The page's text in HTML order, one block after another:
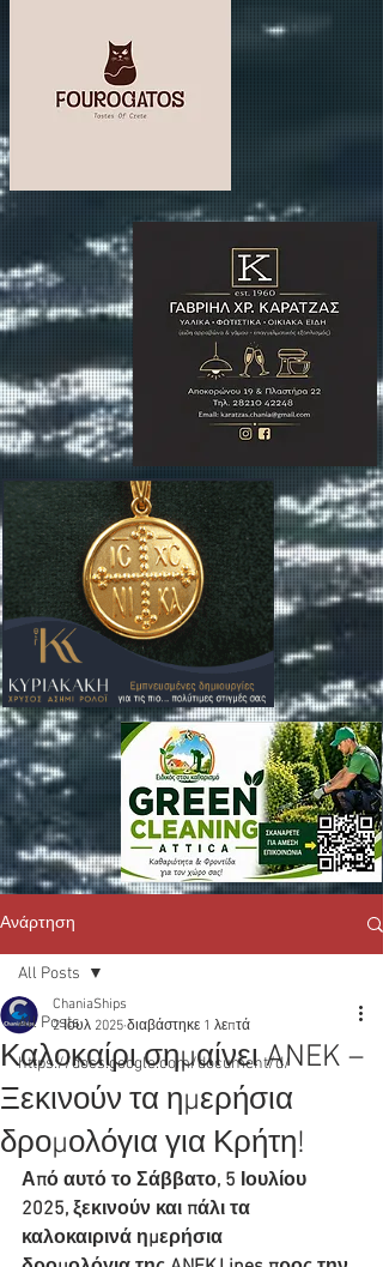
Ανάρτηση
All Posts
https://docs.google.com/document/d/
All Posts
Καλοκαίρι σημαίνει ANEK –
Ξεκινούν τα ημερήσια
δρομολόγια για Κρήτη!
ChaniaShips
2 Ιουλ 2025 διαβάστηκε 1 λεπτά
Από αυτό το Σάββατο, 5 Ιουλίου
2025, ξεκινούν και πάλι τα
καλοκαιρινά ημερήσια